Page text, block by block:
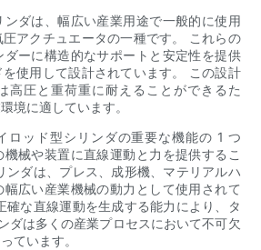
ンダは、幅広い産業用途で一般的に使用
アクチュエータの一種です。 これらの
ーに構造的なサポートと安定性を提供
使用して設計されています。 この設計
高圧と重荷重に耐えることができるた
境に適しています。
ロッド型シリンダの重要な機能の 1 つ
械や装置に直線運動と力を提供するこ
ンダは、プレス、成形機、マテリアルハ
広い産業機械の動力として使用されて
確な直線運動を生成する能力により、タ
ダは多くの産業プロセスにおいて不可欠
ています。